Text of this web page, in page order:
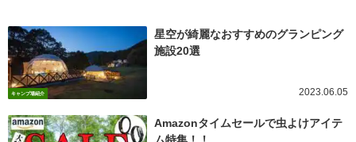
キャンプ場紹介
星空が綺麗なおすすめのグランピング
施設20選
2023.06.05
Amazonタイムセールで虫よけアイテ
ム特集！！